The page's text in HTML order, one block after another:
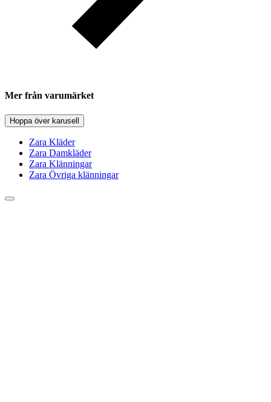
Mer från varumärket
Hoppa över karusell
Zara Kläder
Zara Damkläder
Zara Klänningar
Zara Övriga klänningar